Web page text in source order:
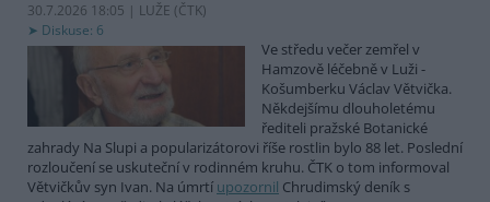
30.7.2026 18:05 | LUŽE (ČTK)
Diskuse: 6
Ve středu večer zemřel v
Hamzově léčebně v Luži -
Košumberku Václav Větvička.
Někdejšímu dlouholetému
řediteli pražské Botanické
zahrady Na Slupi a popularizátorovi říše rostlin bylo 88 let. Poslední
rozloučení se uskuteční v rodinném kruhu. ČTK o tom informoval
Větvičkův syn Ivan. Na úmrtí upozornil Chrudimský deník s